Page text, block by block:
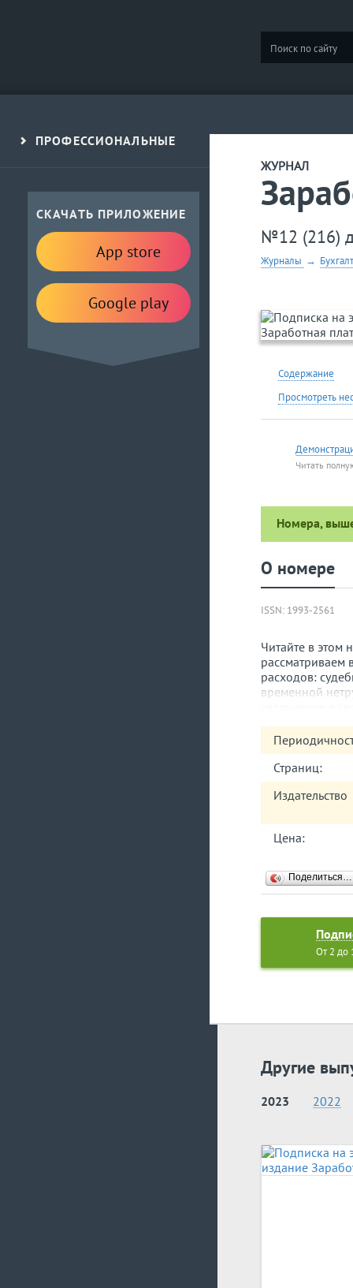
ПРОФЕССИОНАЛЬНЫЕ
СКАЧАТЬ ПРИЛОЖЕНИЕ
App store
Google play
ЖУРНАЛ
№12 (216)
Журналы →
Содержание
Просмотреть
Читать
Номера,
О номере
ISSN: 1993-2561
Читайте в этом
расходов:
временной
особенности?
Страниц:
Издательство
Цена:
Поделиться…
От 2 до
Другие
2023 2022